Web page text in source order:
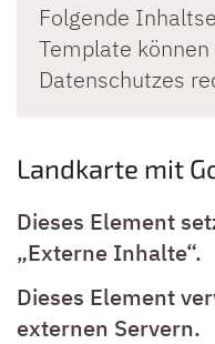
Folgende
Template
Datenschutzes
Landkarte mit
Dieses Element
„Externe Inhalte“.
Dieses Element
externen Servern.